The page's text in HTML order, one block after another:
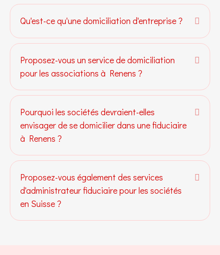
Qu'est-ce qu'une domiciliation d'entreprise ?
Proposez-vous un service de domiciliation
pour les associations à Renens ?
Pourquoi les sociétés devraient-elles
envisager de se domicilier dans une fiduciaire
à Renens ?
Proposez-vous également des services
d'administrateur fiduciaire pour les sociétés
en Suisse ?